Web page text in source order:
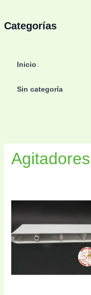
Categorías
Inicio
Sin categoría
Agitadores